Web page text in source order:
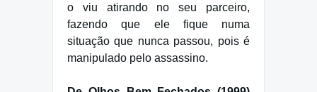
o viu atirando no seu parceiro,
fazendo que ele fique numa
situação que nunca passou, pois é
manipulado pelo assassino.